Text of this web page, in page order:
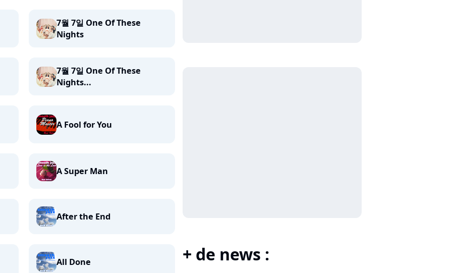
7월 7일 One Of These
Nights
7월 7일 One Of These
Nights...
A Fool for You
A Super Man
After the End
All Done + de news :